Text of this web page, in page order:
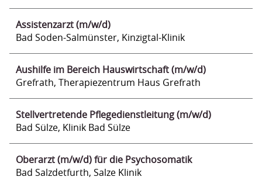
Assistenzarzt (m/w/d)
Bad Soden-Salmünster, Kinzigtal-Klinik
Aushilfe im Bereich Hauswirtschaft (m/w/d)
Grefrath, Therapiezentrum Haus Grefrath
Stellvertretende Pflegedienstleitung (m/w/d)
Bad Sülze, Klinik Bad Sülze
Oberarzt (m/w/d) für die Psychosomatik
Bad Salzdetfurth, Salze Klinik